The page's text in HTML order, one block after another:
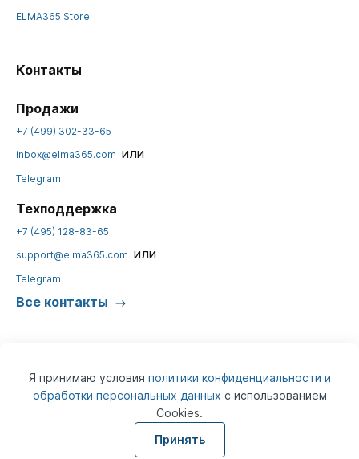
Я принимаю условия политики конфиденциальности и
обработки персональных данных с использованием
Cookies.
Принять
ELMA365 Store
Контакты
Продажи
+7 (499) 302-33-65
inbox@elma365.com или
Telegram
Техподдержка
+7 (495) 128-83-65
support@elma365.com или
Telegram
Все контакты
Информация на сайте предназначена для юридических лиц и не
является информацией, предназначенной для публичного